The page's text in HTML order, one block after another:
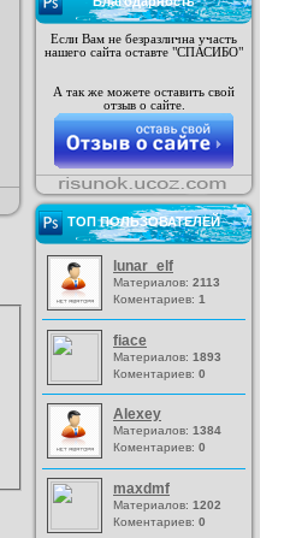
Если Вам не безразлична участь
нашего сайта оставте "СПАСИБО"
А так же можете оставить свой
отзыв о сайте.
ТОП ПОЛЬЗОВАТЕЛЕЙ
lunar_elf
Материалов: 2113
Коментариев: 1
fiace
Материалов: 1893
Коментариев: 0
Alexey
Материалов: 1384
Коментариев: 0
maxdmf
Материалов: 1202
Коментариев: 0